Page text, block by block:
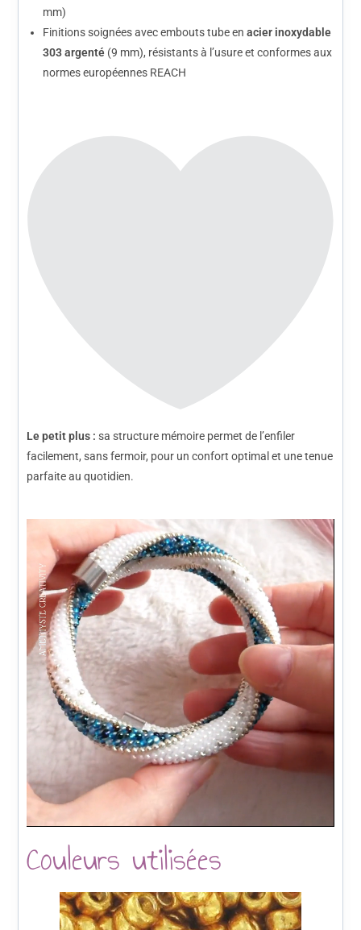
mm)
Finitions soignées avec embouts tube enacier inoxydable
303 argenté (9 mm), résistants à l’usure et conformes aux
normes européennes REACH
Le petit plus : sa structure mémoire permet de l’enfiler
facilement, sans fermoir, pour un confort optimal et une tenue
parfaite au quotidien.
Couleurs utilisées